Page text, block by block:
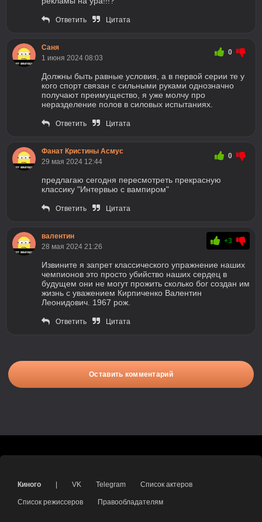
Ответить Цитата
Саня
1 июня 2024 08:03
0
Должны быть равные условия, а в первой серии те у
кого спорт связан с сильными руками однозначно
получают преимущество, я уже молчу про
неразделение полов в силовых испытаниях.
Ответить Цитата
Фанат Кристины Асмус
29 мая 2024 12:44
0
предлагаю сегодня пересмотреть прекрасную
классику "Интервью с вампиром"
Ответить Цитата
валентин
28 мая 2024 21:26
+3
Извините я запрет классического упражнение наших
чемпионов это просто убийство наших сердец в
будущем они не могут прожить сколько бог создан им
жизнь с уважением Кирпиченко Валентин
Леонидович. 1967 рож.
Ответить Цитата
Оставить комментарий
Киного | VK Telegram Список актеров
Список режиссеров Правообладателям